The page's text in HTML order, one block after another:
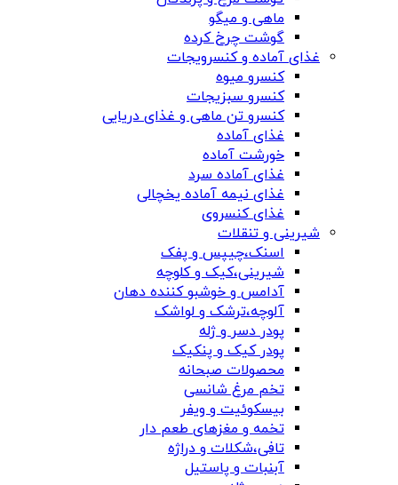
ماهی و میگو
گوشت چرخ کرده
غذای آماده و کنسرویجات
کنسرو میوه
کنسرو سبزیجات
کنسرو تن ماهی و غذای دریایی
غذای آماده
خورشت آماده
غذای آماده سرد
غذای نیمه آماده یخچالی
غذای کنسروی
شیرینی و تنقلات
اسنک،چیپس و پفک
شیرینی،کیک و کلوچه
آدامس و خوشبو کننده دهان
آلوچه،ترشک و لواشک
پودر دسر و ژله
پودر کیک و پنکیک
محصولات صبحانه
تخم مرغ شانسی
بیسکوئیت و ویفر
تخمه و مغزهای طعم دار
تافی،شکلات و دراژه
آبنبات و پاستیل